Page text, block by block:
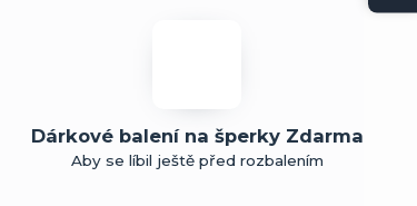
Dárkové balení na šperky Zdarma
Aby se líbil ještě před rozbalením